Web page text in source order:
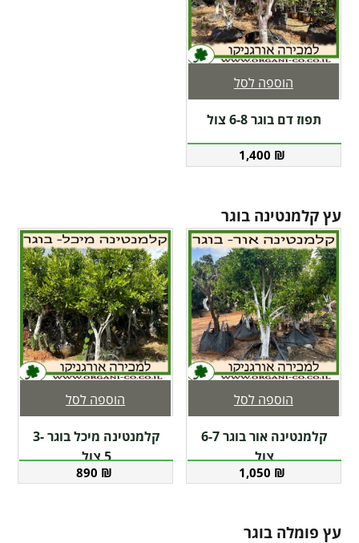
תפוז דם בוגר 6-8 צול
1,400 ₪
הוספה לסל
עץ קלמנטינה בוגר
קלמנטינה אור בוגר 6-7
צול
1,050 ₪
הוספה לסל
קלמנטינה מיכל בוגר 3-
5 צול
890 ₪
הוספה לסל
עץ פומלה בוגר